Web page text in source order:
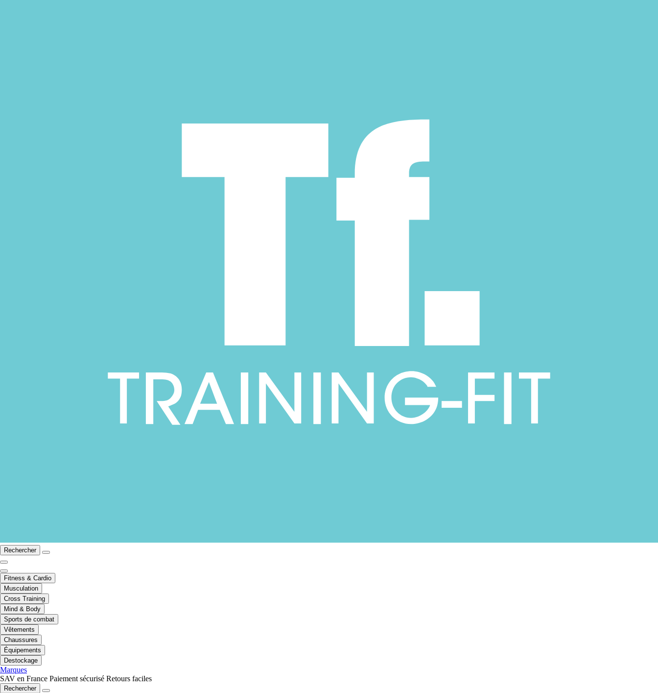
Rechercher
Fitness & Cardio
Musculation
Cross Training
Mind & Body
Sports de combat
Vêtements
Chaussures
Équipements
Destockage
Marques
SAV en France Paiement sécurisé Retours faciles
Rechercher